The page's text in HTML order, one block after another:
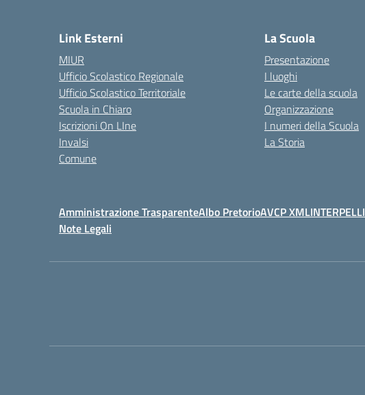
Link Esterni
MIUR
Ufficio Scolastico Regionale
Ufficio Scolastico Territoriale
Scuola in Chiaro
Iscrizioni On LIne
Invalsi
Comune
La Scuola
Presentazione
I luoghi
Le carte della scuola
Organizzazione
I numeri della Scuola
La Storia
Amministrazione TrasparenteAlbo PretorioAVCP XMLINTERPELLI
Note Legali